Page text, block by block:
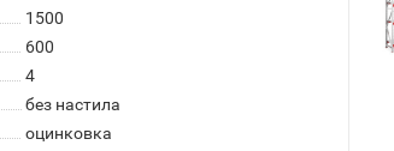
1500
600
4
без настила
оцинковка